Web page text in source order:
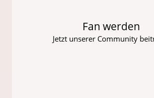
Fan werden
Jetzt unserer Community